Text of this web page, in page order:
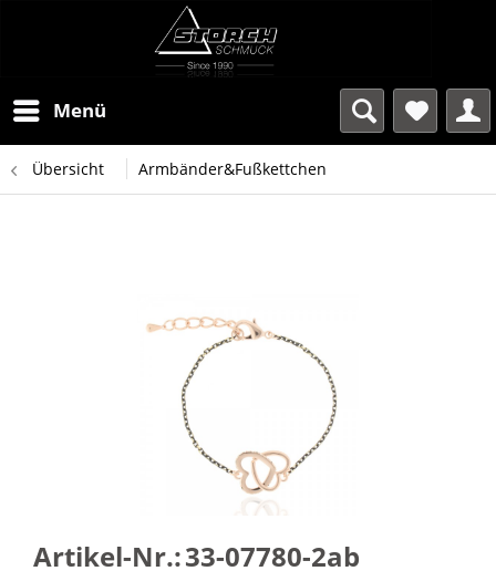
Menü
Übersicht Armbänder&Fußkettchen
Artikel-Nr.:33-07780-2ab